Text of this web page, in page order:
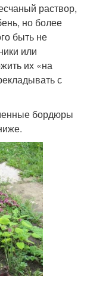
раствор,
но более
быть не
или
их «на
с
бордюры